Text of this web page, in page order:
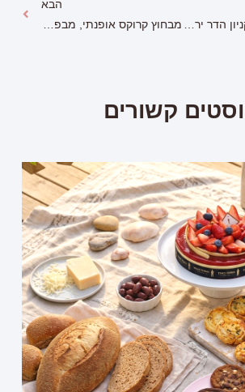
חגיגות חנוכה בקניון הדר ירושלים
הבא
מבחוץ קרוקס אופנתי, מבפנים פרווה חורפית
קשורים